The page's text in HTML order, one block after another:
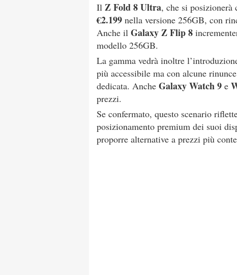
Il Z Fold 8 Ultra, che si posizionerà
€2.199 nella versione 256GB, con
Anche il Galaxy Z Flip 8
modello 256GB.
La gamma vedrà inoltre
più accessibile ma con alcune
dedicata. Anche Galaxy Watch 9 e
prezzi.
Se confermato, questo scenario
posizionamento premium dei suoi
proporre alternative a prezzi più